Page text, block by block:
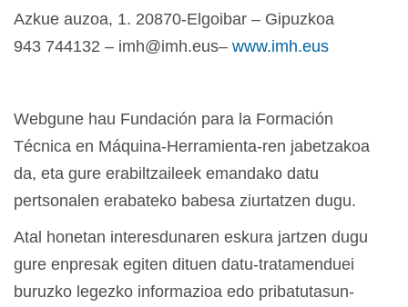
Azkue auzoa, 1. 20870-Elgoibar – Gipuzkoa
943 744132 – imh@imh.eus– www.imh.eus
Webgune hau Fundación para la Formación
Técnica en Máquina-Herramienta-ren jabetzakoa
da, eta gure erabiltzaileek emandako datu
pertsonalen erabateko babesa ziurtatzen dugu.
Atal honetan interesdunaren eskura jartzen dugu
gure enpresak egiten dituen datu-tratamenduei
buruzko legezko informazioa edo pribatutasun-